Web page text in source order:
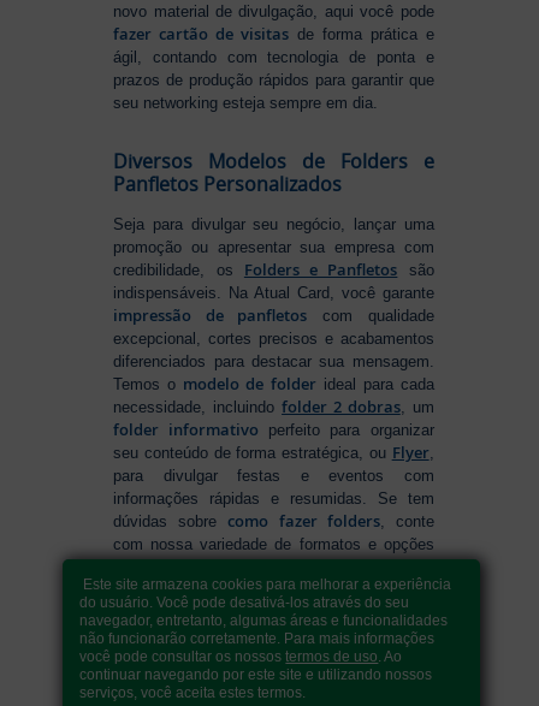
novo material de divulgação, aqui você pode
fazer cartão de visitas de forma prática e
ágil, contando com tecnologia de ponta e
prazos de produção rápidos para garantir que
seu networking esteja sempre em dia.
Diversos Modelos de Folders e
Panfletos Personalizados
Seja para divulgar seu negócio, lançar uma
promoção ou apresentar sua empresa com
credibilidade, os Folders e Panfletos são
indispensáveis. Na Atual Card, você garante
impressão de panfletos com qualidade
excepcional, cortes precisos e acabamentos
diferenciados para destacar sua mensagem.
Temos o modelo de folder ideal para cada
necessidade, incluindofolder 2 dobras, um
folder informativo perfeito para organizar
seu conteúdo de forma estratégica, ou Flyer
para divulgar festas e eventos com
informações rápidas e resumidas. Se tem
dúvidas sobrecomo fazer folders, conte
com nossa variedade de formatos e opções
destaca. Produção ágil, entrega rápida e
qualidade garantida para levar sua
comunicação a outro nível!
Este site armazena cookies para melhorar a experiência
do usuário. Você pode desativá-los através do seu
navegador, entretanto, algumas áreas e funcionalidades
não funcionarão corretamente. Para mais informações
você pode consultar os nossostermos de uso. Ao
continuar navegando por este site e utilizando nossos
serviços, você aceita estes termos.